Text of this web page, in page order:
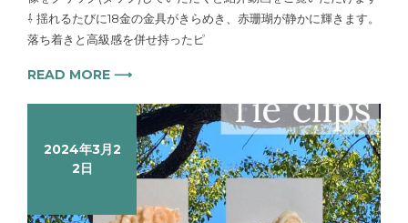
⇩ 揺れるたびに18金の金具がきらめき、赤珊瑚が静かに輝きます。
落ち着きと高級感を併せ持ったピ
READ MORE ⟶
2024年3月2
2日